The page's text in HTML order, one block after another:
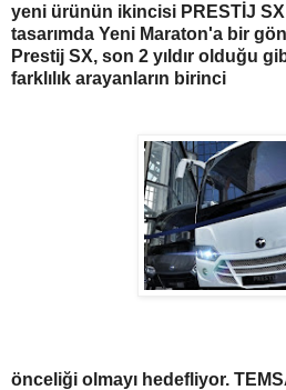
yeni ürünün ikincisi PRESTİJ SX
tasarımda Yeni Maraton'a bir
Prestij SX, son 2 yıldır olduğu
farklılık arayanların birinci
önceliği olmayı hedefliyor.